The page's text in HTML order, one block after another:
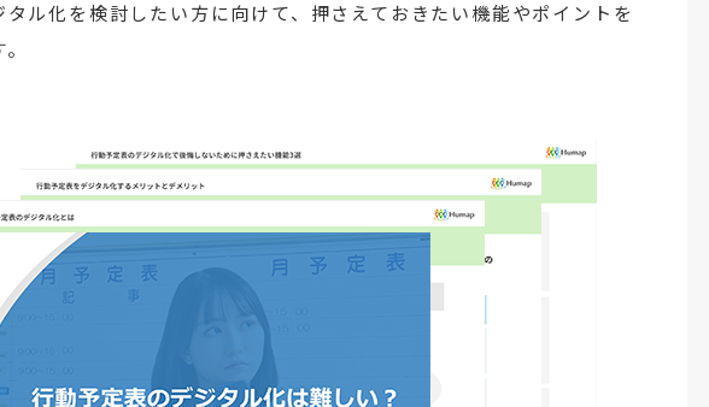
タル化を検討したい方に向けて、押さえておきたい機能やポイントを